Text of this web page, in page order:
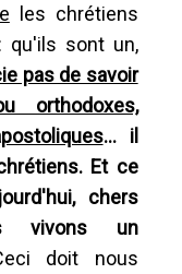
les chrétiens
qu'ils sont un,
pas de savoir
orthodoxes,
... il
Et ce
chers
vivons un
doit nous